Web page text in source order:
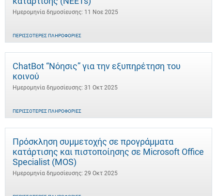
Ημερομηνία δημοσίευσης: 11 Νοε 2025
ΠΕΡΙΣΣΌΤΕΡΕΣ ΠΛΗΡΟΦΟΡΊΕΣ
ChatBot “Νόησις” για την εξυπηρέτηση του
κοινού
Ημερομηνία δημοσίευσης: 31 Οκτ 2025
ΠΕΡΙΣΣΌΤΕΡΕΣ ΠΛΗΡΟΦΟΡΊΕΣ
Πρόσκληση συμμετοχής σε προγράμματα
κατάρτισης και πιστοποίησης σε Microsoft Office
Specialist (MOS)
Ημερομηνία δημοσίευσης: 29 Οκτ 2025